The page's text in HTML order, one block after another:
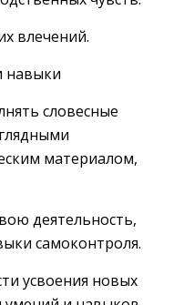
влечений.
навыки
словесные
материалом,
деятельность,
самоконтроля.
усвоения новых